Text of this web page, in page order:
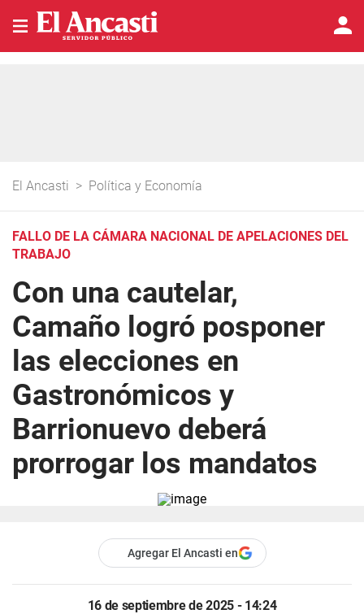
El Ancasti > Política y Economía
FALLO DE LA CÁMARA NACIONAL DE APELACIONES DEL
TRABAJO
Con una cautelar,
Camaño logró posponer
las elecciones en
Gastronómicos y
Barrionuevo deberá
prorrogar los mandatos
Agregar El Ancasti en
16 de septiembre de 2025 - 14:24